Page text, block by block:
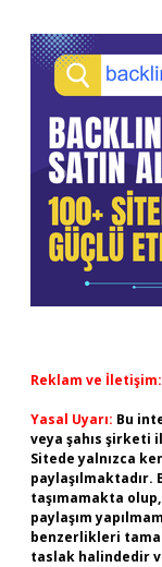
Reklam ve İletişim:
Yasal Uyarı: Bu
veya şahıs şirketi
Sitede yalnızca
taşımamakta
paylaşım
benzerlikleri
taslak halindedir